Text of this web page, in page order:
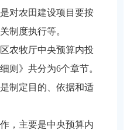
对农田建设项目要按
制度执行等。
农牧厅中央预算内投
则》共分为6个章节。
制定目的、依据和适
，主要是中央预算内